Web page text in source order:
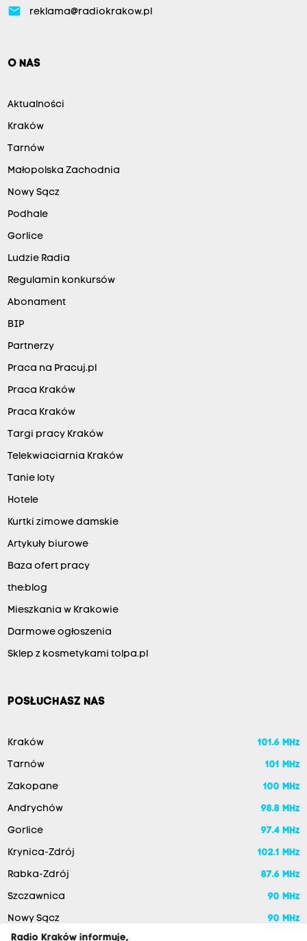
email reklama@radiokrakow.pl
O NAS
Aktualności
Kraków
Tarnów
Małopolska Zachodnia
Nowy Sącz
Podhale
Gorlice
Ludzie Radia
Regulamin konkursów
Abonament
BIP
Partnerzy
Praca na Pracuj.pl
Praca Kraków
Praca Kraków
Targi pracy Kraków
Telekwiaciarnia Kraków
Tanie loty
Hotele
Kurtki zimowe damskie
Artykuły biurowe
Baza ofert pracy
the:blog
Mieszkania w Krakowie
Darmowe ogłoszenia
Sklep z kosmetykami tolpa.pl
POSŁUCHASZ NAS
Kraków 101.6 MHz
Tarnów 101 MHz
Zakopane 100 MHz
Andrychów 98.8 MHz
Gorlice 97.4 MHz
Krynica-Zdrój 102.1 MHz
Rabka-Zdrój 87.6 MHz
Szczawnica 90 MHz
Nowy Sącz
90 MHz
Radio Kraków informuje,